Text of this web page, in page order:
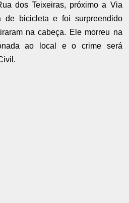
dos Teixeiras, próximo a Via
de bicicleta e foi surpreendido
na cabeça. Ele morreu na
ao local e o crime será